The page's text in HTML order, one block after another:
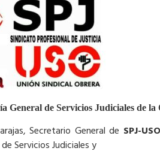
General de Servicios Judiciales de
Secretario General de SPJ-
Servicios Judiciales y